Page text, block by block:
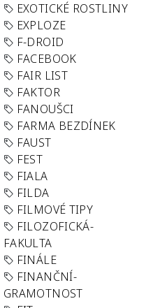
EXOTICKÉ ROSTLINY
EXPLOZE
F-DROID
FACEBOOK
FAIR LIST
FAKTOR
FANOUŠCI
FARMA BEZDÍNEK
FAUST
FEST
FIALA
FILDA
FILMOVÉ TIPY
FILOZOFICKÁ-
FAKULTA
FINÁLE
FINANČNÍ-
GRAMOTNOST